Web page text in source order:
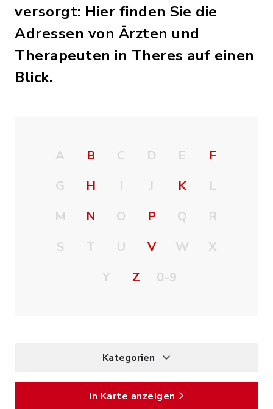
versorgt: Hier finden Sie die
Adressen von Ärzten und
Therapeuten in Theres auf einen
Blick.
A B C D E
F
G
H I J K
L
M
N O P Q
R
S
T U V W
X
Y
Z 0-9
Kategorien
In Karte anzeigen